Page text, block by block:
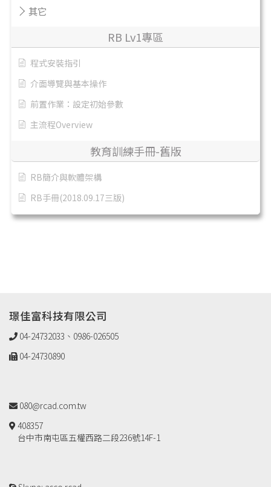
其它
RB Lv1專區
程式安裝指引
介面導覽與基本操作
前置作業：設定初始參數
主流程Overview
教育訓練手冊-舊版
RB簡介與軟體架構
RB手冊(2018.09.17三版)
璟佳富科技有限公司
04-24732033、0986-026505
04-24730890
080@rcad.com.tw
408357
台中市南屯區五權西路二段236號14F-1